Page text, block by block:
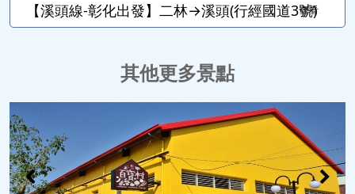
【溪頭線-彰化出發】二林→溪頭(行經國道3號)
查看
其他更多景點